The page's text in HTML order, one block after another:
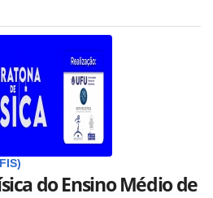
do Ensino Médio de